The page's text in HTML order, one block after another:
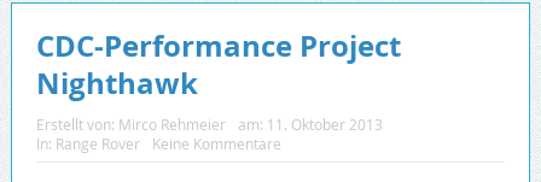
CDC-Performance Project
Nighthawk
Erstellt von: Mirco Rehmeier am: 11. Oktober 2013
In: Range Rover Keine Kommentare